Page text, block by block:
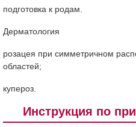
подготовка к родам.
Дерматология
розацея при симметричном
областей;
купероз.
Инструкция по